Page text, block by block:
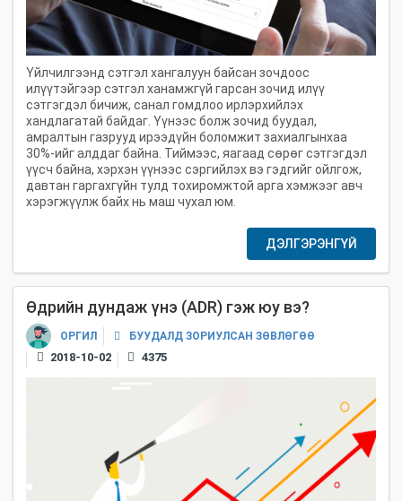
Үйлчилгээнд сэтгэл хангалуун байсан зочдоос
илүүтэйгээр сэтгэл ханамжгүй гарсан зочид илүү
сэтгэгдэл бичиж, санал гомдлоо ирлэрхийлэх
хандлагатай байдаг. Үүнээс болж зочид буудал,
амралтын газрууд ирээдүйн боломжит захиалгынхаа
30%-ийг алддаг байна. Тиймээс, яагаад сөрөг сэтгэгдэл
үүсч байна, хэрхэн үүнээс сэргийлэх вэ гэдгийг ойлгож,
давтан гаргахгүйн тулд тохиромжтой арга хэмжээг авч
хэрэгжүүлж байх нь маш чухал юм.
ДЭЛГЭРЭНГҮЙ
Өдрийн дундаж үнэ (ADR) гэж юу вэ?
ОРГИЛ БУУДАЛД ЗОРИУЛСАН ЗӨВЛӨГӨӨ
2018-10-02 4375